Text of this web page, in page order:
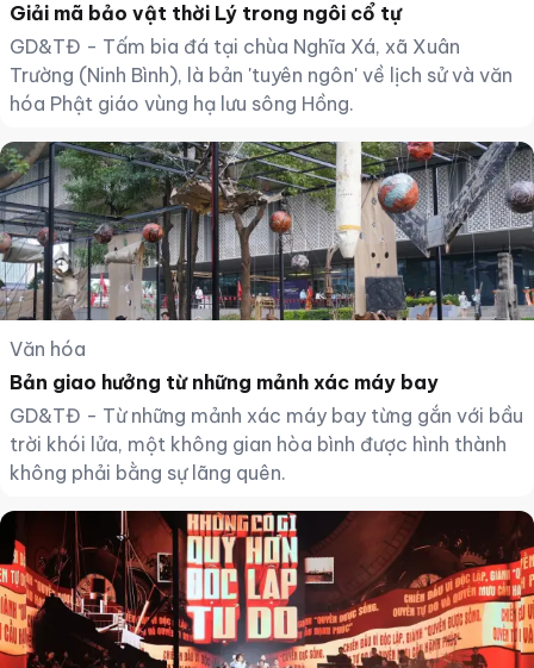
Giải mã bảo vật thời Lý trong ngôi cổ tự
GD&TĐ - Tấm bia đá tại chùa Nghĩa Xá, xã Xuân
Trường (Ninh Bình), là bản 'tuyên ngôn' về lịch sử và văn
hóa Phật giáo vùng hạ lưu sông Hồng.
Văn hóa
Bản giao hưởng từ những mảnh xác máy bay
GD&TĐ - Từ những mảnh xác máy bay từng gắn với bầu
trời khói lửa, một không gian hòa bình được hình thành
không phải bằng sự lãng quên.